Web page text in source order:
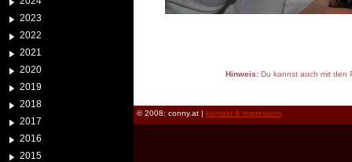
2023
2022
2021
2020
2019
2018
2017
2016
2015
Hinweis:Du kannst auch mit den
© 2008: conny.at | kontakt & impressum